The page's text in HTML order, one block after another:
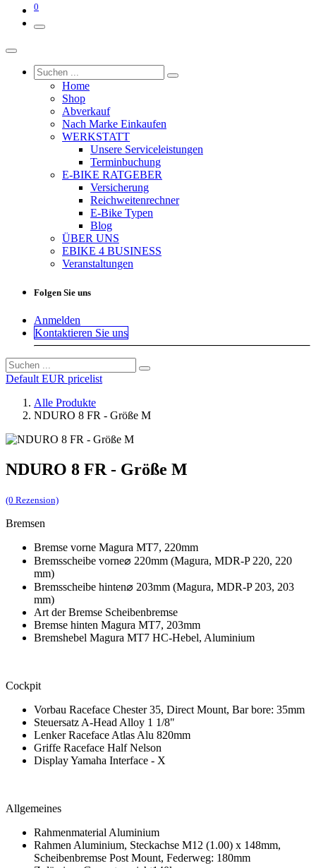
0
Home
Shop
Abverkauf
Nach Marke Einkaufen
WERKSTATT
Unsere Serviceleistungen
Terminbuchung
E-BIKE RATGEBER
Versicherung
Reichweitenrechner
E-Bike Typen
Blog
ÜBER UNS
EBIKE 4 BUSINESS
Veranstaltungen
Folgen Sie uns
Anmelden
Kontaktieren Sie uns
Default EUR pricelist
Alle Produkte
NDURO 8 FR - Größe M
NDURO 8 FR - Größe M
(0 Rezension)
Bremsen
Bremse vorne Magura MT7, 220mm
Bremsscheibe vorne⌀ 220mm (Magura, MDR-P 220, 220
mm)
Bremsscheibe hinten⌀ 203mm (Magura, MDR-P 203, 203
mm)
Art der Bremse Scheibenbremse
Bremse hinten Magura MT7, 203mm
Bremshebel Magura MT7 HC-Hebel, Aluminium
Cockpit
Vorbau Raceface Chester 35, Direct Mount, Bar bore: 35mm
Steuersatz A-Head Alloy 1 1/8"
Lenker Raceface Atlas Alu 820mm
Griffe Raceface Half Nelson
Display Yamaha Interface - X
Allgemeines
Rahmenmaterial Aluminium
Rahmen Aluminium, Steckachse M12 (1.00) x 148mm,
Scheibenbremse Post Mount, Federweg: 180mm